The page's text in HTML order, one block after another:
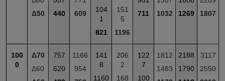
Δ50
440
609
104
1
821
151
5
1196
711
1032
1269
1807
100
0
Δ70
Δ60
757
620
1166
954
141
8
1160
206
2
168
122
7
100
1812
1483
2188
1790
3117
2550